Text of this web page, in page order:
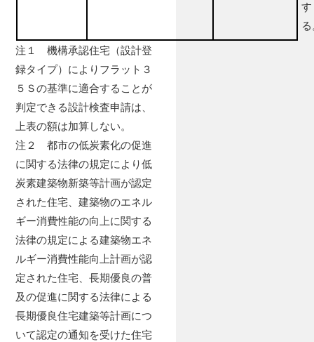
す
注１ 機構承認住宅（設計登
録タイプ）によりフラット３
５Ｓの基準に適合することが
判定できる設計検査申請は、
上表の額は加算しない。
注２ 都市の低炭素化の促進
に関する法律の規定により低
炭素建築物新築等計画が認定
された住宅、建築物のエネル
ギー消費性能の向上に関する
法律の規定による建築物エネ
ルギー消費性能向上計画が認
定された住宅、長期優良の普
及の促進に関する法律による
長期優良住宅建築等計画につ
いて認定の通知を受けた住宅